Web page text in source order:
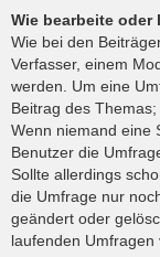
Wie bearbeite oder
Wie bei den
Verfasser, einem
werden. Um eine
Beitrag des
Wenn niemand eine
Benutzer die
Sollte allerdings
die Umfrage nur
geändert oder
laufenden Umfragen